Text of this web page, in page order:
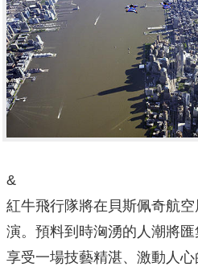
&
紅牛飛行隊將在貝斯佩奇航
演。預料到時洶湧的人潮將匯
享受一場技藝精湛、激動人